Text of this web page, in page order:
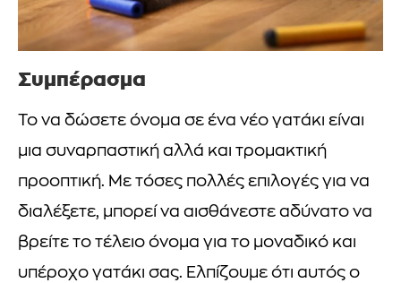
Συμπέρασμα
Το να δώσετε όνομα σε ένα νέο γατάκι είναι
μια συναρπαστική αλλά και τρομακτική
προοπτική. Με τόσες πολλές επιλογές για να
διαλέξετε, μπορεί να αισθάνεστε αδύνατο να
βρείτε το τέλειο όνομα για το μοναδικό και
υπέροχο γατάκι σας. Ελπίζουμε ότι αυτός ο